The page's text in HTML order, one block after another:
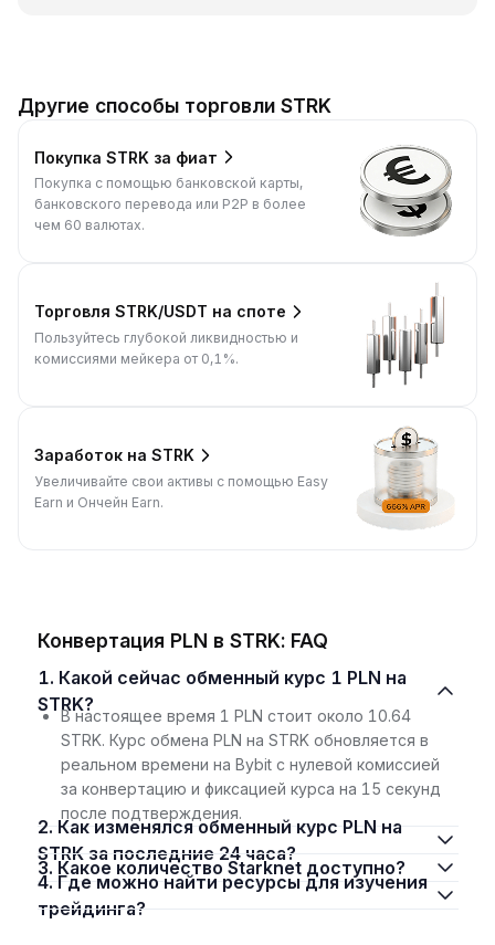
Другие способы торговли STRK
Покупка STRK за фиат
Покупка с помощью банковской карты,
банковского перевода или P2P в более
чем 60 валютах.
Торговля STRK/USDT на споте
Пользуйтесь глубокой ликвидностью и
комиссиями мейкера от 0,1%.
Заработок на STRK
Увеличивайте свои активы с помощью Easy
Earn и Ончейн Earn.
Конвертация PLN в STRK: FAQ
1. Какой сейчас обменный курс 1 PLN на
STRK?
В настоящее время 1 PLN стоит около 10.64
STRK. Курс обмена PLN на STRK обновляется в
реальном времени на Bybit с нулевой комиссией
за конвертацию и фиксацией курса на 15 секунд
после подтверждения.
2. Как изменялся обменный курс PLN на
STRK за последние 24 часа?
3. Какое количество Starknet доступно?
4. Где можно найти ресурсы для изучения
трейдинга?